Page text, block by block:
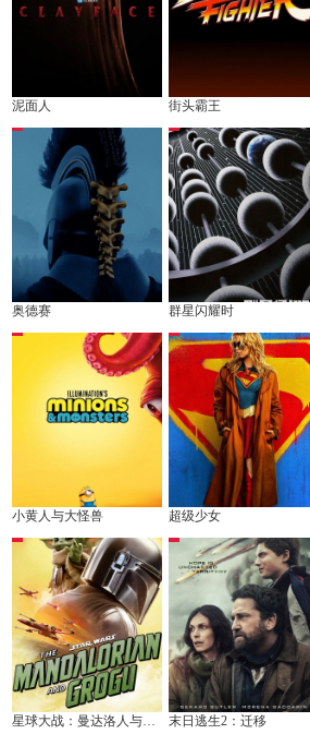
泥面人 街头霸王
奥德赛 群星闪耀时
小黄人与大怪兽 超级少女
星球大战：曼达洛人与古古 末日逃生2：迁移